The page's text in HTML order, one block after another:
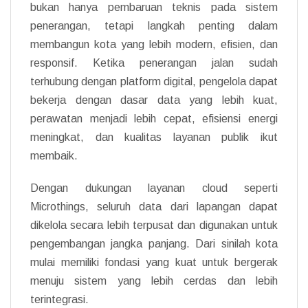
bukan hanya pembaruan teknis pada sistem
penerangan, tetapi langkah penting dalam
membangun kota yang lebih modern, efisien, dan
responsif. Ketika penerangan jalan sudah
terhubung dengan platform digital, pengelola dapat
bekerja dengan dasar data yang lebih kuat,
perawatan menjadi lebih cepat, efisiensi energi
meningkat, dan kualitas layanan publik ikut
membaik.
Dengan dukungan layanan cloud seperti
Microthings, seluruh data dari lapangan dapat
dikelola secara lebih terpusat dan digunakan untuk
pengembangan jangka panjang. Dari sinilah kota
mulai memiliki fondasi yang kuat untuk bergerak
menuju sistem yang lebih cerdas dan lebih
terintegrasi.